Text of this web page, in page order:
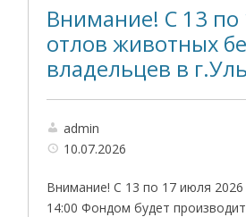
Внимание! С 13 по
отлов животных
владельцев в
admin
10.07.2026
Внимание! С 13 по 17 июля
14:00 Фондом будет